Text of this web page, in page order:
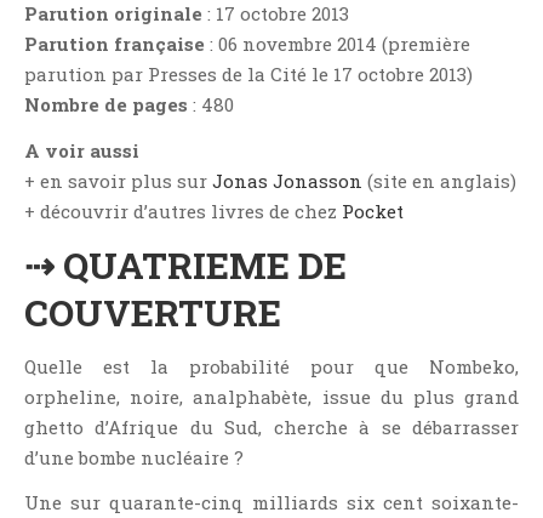
Biographie Fictionnelle
Bit-Lit
C'est Lundi, Que Lisez-Vous ?
Chick-Lit
Classique
Comédie
Concours
Conte
Contemporain
Coup De Coeur
Critiques Express
Dark Erotica
Drame
Parution originale : 17 octobre 2013
Parution française : 06 novembre 2014 (première
parution par Presses de la Cité le 17 octobre 2013)
Nombre de pages : 480
A voir aussi
+ en savoir plus sur Jonas Jonasson (site en anglais)
+ découvrir d’autres livres de chez Pocket
⇢ QUATRIEME DE
COUVERTURE
Quelle est la probabilité pour que Nombeko,
orpheline, noire, analphabète, issue du plus grand
ghetto d’Afrique du Sud, cherche à se débarrasser
d’une bombe nucléaire ?
Une sur quarante-cinq milliards six cent soixante-